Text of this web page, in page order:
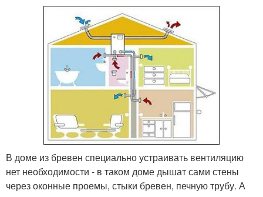
В доме из бревен специально устраивать вентиляцию
нет необходимости - в таком доме дышат сами стены
через оконные проемы, стыки бревен, печную трубу. А